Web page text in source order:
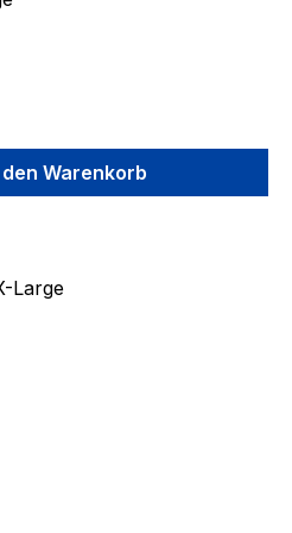
Wert
den Warenkorb
Large